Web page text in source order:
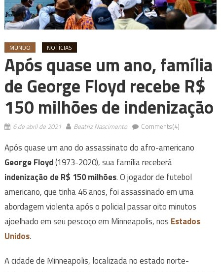
MUNDO NOTÍCIAS
Após quase um ano, família
de George Floyd recebe R$
150 milhões de indenização
6 de abril de 2021 Beatriz Nascimento Comments(4)
Após quase um ano do assassinato do afro-americano
George Floyd(1973-2020), sua família receberá
indenização deR$ 150 milhões. O jogador de futebol
americano, que tinha 46 anos, foi assassinado em uma
abordagem violenta após o policial passar oito minutos
ajoelhado em seu pescoço em Minneapolis, nos Estados
Unidos.
A cidade de Minneapolis, localizada no estado norte-